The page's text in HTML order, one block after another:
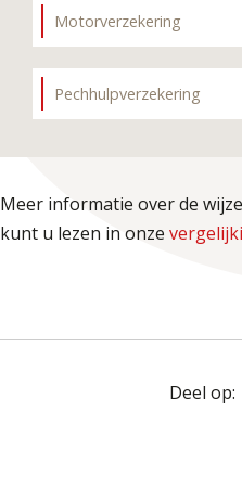
Motorverzekering
Pechhulpverzekering
Meer informatie over de
kunt u lezen in onze
Deel op: